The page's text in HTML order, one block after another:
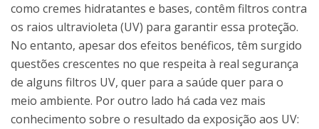
como cremes hidratantes e bases, contêm filtros contra
os raios ultravioleta (UV) para garantir essa proteção.
No entanto, apesar dos efeitos benéficos, têm surgido
questões crescentes no que respeita à real segurança
de alguns filtros UV, quer para a saúde quer para o
meio ambiente. Por outro lado há cada vez mais
conhecimento sobre o resultado da exposição aos UV: